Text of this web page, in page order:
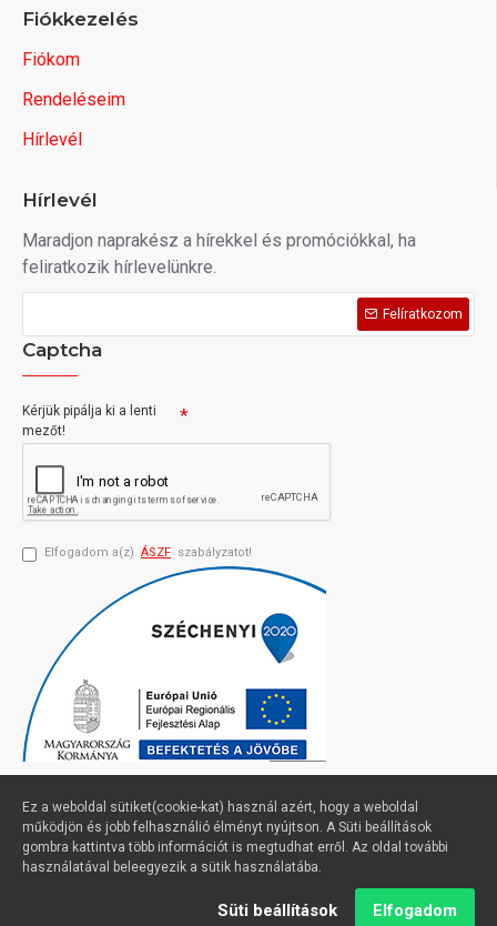
Fiókkezelés
Fiókom
Rendeléseim
Hírlevél
Hírlevél
Maradjon naprakész a hírekkel és promóciókkal, ha
feliratkozik hírlevelünkre.
Felíratkozom
Captcha
Kérjük pipálja ki a lenti
mezőt!
Elfogadom a(z) ÁSZF szabályzatot!
Profimuszaki.hu - exPanda ERP
Ez a weboldal sütiket(cookie-kat) használ azért, hogy a weboldal
működjön és jobb felhasználió élményt nyújtson. A Süti beállítások
gombra kattintva több információt is megtudhat erről. Az oldal további
használatával beleegyezik a sütik használatába.
Süti beállítások Elfogadom